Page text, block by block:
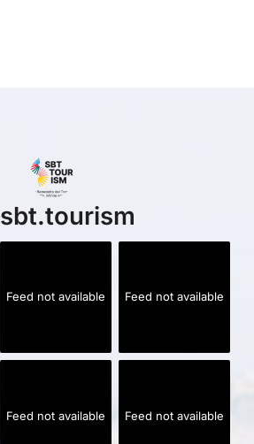
sbt.tourism
Feed not available Feed not available
Feed not available Feed not available